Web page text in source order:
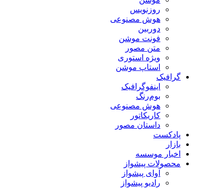
روزنویس
هوش مصنوعی
دوربین
فونت موشن
متن مصور
ویژه استوری
استاپ موشن
گرافیک
اینفوگرافیک
بوم‌رنگ
هوش مصنوعی
کاریکاتور
داستان مصور
پادکست
بازار
اخبار موسسه
محصولات پیشواز
آوای پیشواز
رادیو پیشواز